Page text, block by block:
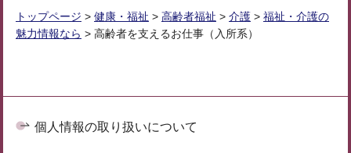
トップページ > 健康・福祉 > 高齢者福祉 > 介護 > 福祉・介護の
魅力情報なら > 高齢者を支えるお仕事（入所系）
個人情報の取り扱いについて